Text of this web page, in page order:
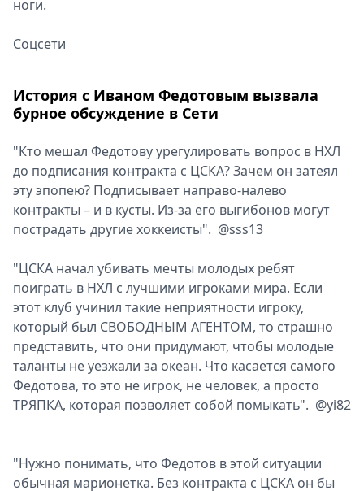
ноги.
Соцсети
История с Иваном Федотовым вызвала
бурное обсуждение в Сети
"Кто мешал Федотову урегулировать вопрос в НХЛ
до подписания контракта с ЦСКА? Зачем он затеял
эту эпопею? Подписывает направо-налево
контракты – и в кусты. Из-за его выгибонов могут
пострадать другие хоккеисты". @sss13
"ЦСКА начал убивать мечты молодых ребят
поиграть в НХЛ с лучшими игроками мира. Если
этот клуб учинил такие неприятности игроку,
который был СВОБОДНЫМ АГЕНТОМ, то страшно
представить, что они придумают, чтобы молодые
таланты не уезжали за океан. Что касается самого
Федотова, то это не игрок, не человек, а просто
ТРЯПКА, которая позволяет собой помыкать". @yi82
"Нужно понимать, что Федотов в этой ситуации
обычная марионетка. Без контракта с ЦСКА он бы